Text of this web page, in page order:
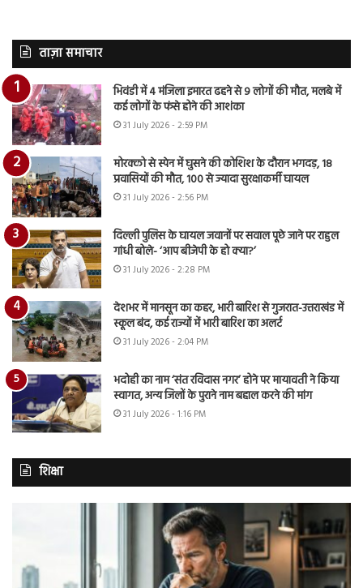
ताज़ा समाचार
भिवंडी में 4 मंजिला इमारत ढहने से 9 लोगों की मौत, मलबे में
कई लोगों के फंसे होने की आशंका
31 July 2026 - 2:59 PM
मोरक्को से स्पेन में घुसने की कोशिश के दौरान भगदड़, 18
प्रवासियों की मौत, 100 से ज्यादा सुरक्षाकर्मी घायल
31 July 2026 - 2:56 PM
दिल्ली पुलिस के घायल जवानों पर सवाल पूछे जाने पर राहुल
गांधी बोले- ‘आप बीजेपी के हो क्या?’
31 July 2026 - 2:28 PM
देशभर में मानसून का कहर, भारी बारिश से गुजरात-उत्तराखंड में
स्कूल बंद, कई राज्यों में भारी बारिश का अलर्ट
31 July 2026 - 2:04 PM
भदोही का नाम ‘संत रविदास नगर’ होने पर मायावती ने किया
स्वागत, अन्य जिलों के पुराने नाम बहाल करने की मांग
31 July 2026 - 1:16 PM
शिक्षा